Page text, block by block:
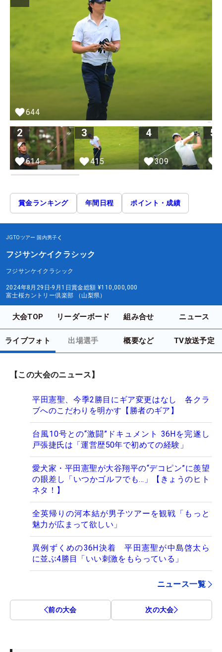
644
2
614
3
415
4
309
5
賞金ランキング 年間日程 ポイント・成績
JGTOツアー 国内男子
フジサンケイクラシック
フジサンケイクラシック
2024年8月29日-9月1日賞金総額 ¥110,000,000
富士桜カントリー倶楽部 （山梨県）
大会TOP リーダーボード 組み合せ ニュース
ライブフォト 出場選手 概要など TV放送予定
【この大会のニュース】
平田憲聖、今季2勝目にギア変更はなし 各クラ
ブへのこだわりを明かす【勝者のギア】
台風10号との“激闘”ドキュメント 36Hを完遂し
戸張捷氏は「運営歴50年で初めての経験」
愛犬家・平田憲聖が大谷翔平の“デコピン”に羨望
の眼差し「いつかゴルフでも…」【きょうのヒト
ネタ！】
全英帰りの河本結が男子ツアーを観戦「もっと
魅力が広まって欲しい」
異例ずくめの36H決着 平田憲聖が中島啓太ら
に並ぶ4勝目「いい刺激をもらっている」
ニュース一覧
前の大会 次の大会